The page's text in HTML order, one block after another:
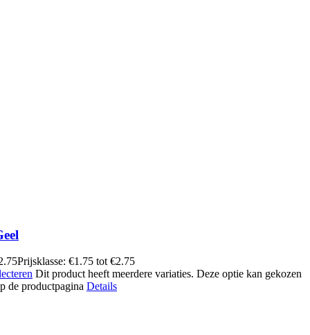
Prijsklasse: €1.75 tot €2.75
Dit product heeft meerdere variaties. Deze optie kan gekozen
de productpagina Details